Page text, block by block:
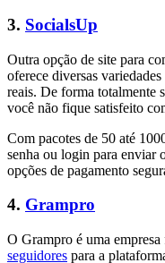
3. SocialsUp
Outra opção de site para
oferece diversas
reais. De forma totalmente
você não fique satisfeito
Com pacotes de 50 até
senha ou login para enviar
opções de pagamento
4. Grampro
O Grampro é uma
seguidores para a